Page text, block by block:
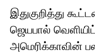
இதுகுறித்து
ஜெயபால்
அமெரிக்காவின்